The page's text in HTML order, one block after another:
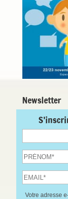
Newsletter
Votre adresse